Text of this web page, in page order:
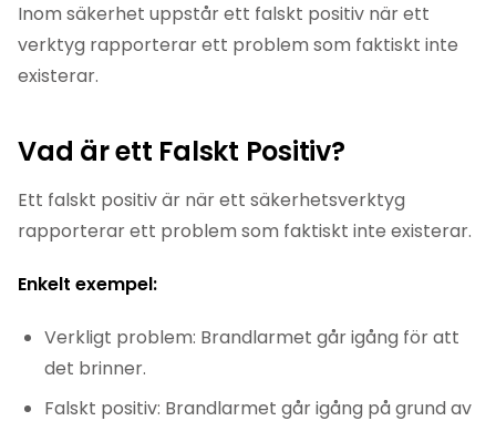
Inom säkerhet uppstår ett falskt positiv när ett
verktyg rapporterar ett problem som faktiskt inte
existerar.
Vad är ett Falskt Positiv?
Ett falskt positiv är när ett säkerhetsverktyg
rapporterar ett problem som faktiskt inte existerar.
Enkelt exempel:
Verkligt problem: Brandlarmet går igång för att
det brinner.
Falskt positiv: Brandlarmet går igång på grund av